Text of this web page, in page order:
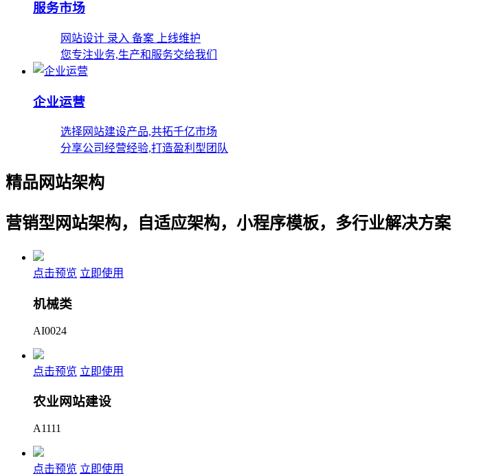
服务市场
网站设计 录入 备案 上线维护
您专注业务,生产和服务交给我们
企业运营
选择网站建设产品,共拓千亿市场
分享公司经营经验,打造盈利型团队
精品网站架构
营销型网站架构，自适应架构，小程序模板，多行业解决方案
点击预览 立即使用
机械类
AI0024
点击预览 立即使用
农业网站建设
A1111
点击预览 立即使用